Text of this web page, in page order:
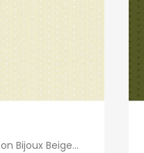
rapide
Bijoux Beige...